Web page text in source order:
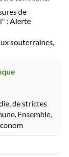
de
: Alerte
souterraines,
de strictes
Ensemble,